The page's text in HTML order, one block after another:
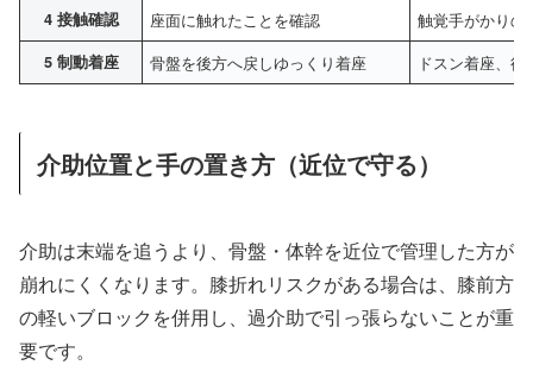
4 接触確認 座面に触れたことを確認 触覚手がかりの
5 制動着座 骨盤を後方へ戻しゆっくり着座 ドスン着座、
介助位置と手の置き方（近位で守る）
介助は末端を追うより、骨盤・体幹を近位で管理した方が
崩れにくくなります。膝折れリスクがある場合は、膝前方
の軽いブロックを併用し、過介助で引っ張らないことが重
要です。